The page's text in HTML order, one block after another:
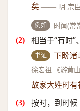
矣 —— 明·宗
例如 时闻(常
相当于“有时”
书证 下盼诸
徐宏祖 《游黄山
故家大姓时有
按时，到时候